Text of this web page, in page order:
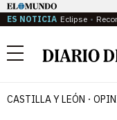
ES NOTICIA Eclipse
Menú
CASTILLA Y LEÓN